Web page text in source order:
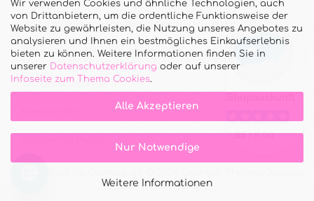
Wir verwenden Cookies und ähnliche Technologien, auch
von Drittanbietern, um die ordentliche Funktionsweise der
Website zu gewährleisten, die Nutzung unseres Angebotes zu
analysieren und Ihnen ein bestmögliches Einkaufserlebnis
bieten zu können. Weitere Informationen finden Sie in
unserer Datenschutzerklärung oder auf unserer
Infoseite zum Thema Cookies.
Alle Akzeptieren
Nur Notwendige
Weitere Informationen
UNTERSTÜTZUNG UND BERATUNG UNTER
Tel. & WhatsApp: 034328 340688
Mo - Do.: 10:00 - 16:00 Uhr und Fr.: 9:00 - 13:00 Uhr
Callback Service
Cookie Einstellungen